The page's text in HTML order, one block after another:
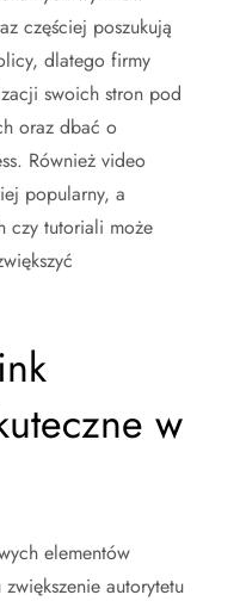
częściej poszukują
dlatego firmy
swoich stron pod
oraz dbać o
Również video
popularny, a
czy tutoriali może
w
elementów
autorytetu